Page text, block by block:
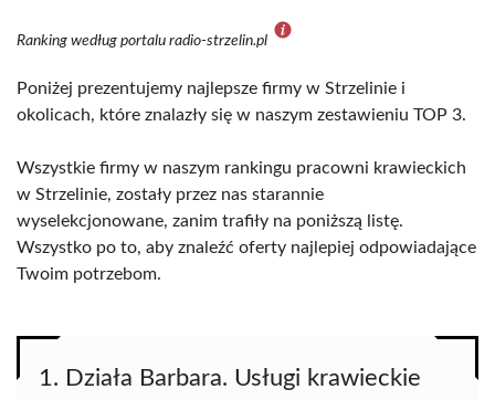
Ranking według portalu radio-strzelin.pl
Poniżej prezentujemy najlepsze firmy w Strzelinie i
okolicach, które znalazły się w naszym zestawieniu TOP 3.
Wszystkie firmy w naszym rankingu pracowni krawieckich
w Strzelinie, zostały przez nas starannie
wyselekcjonowane, zanim trafiły na poniższą listę.
Wszystko po to, aby znaleźć oferty najlepiej odpowiadające
Twoim potrzebom.
1. Działa Barbara. Usługi krawieckie